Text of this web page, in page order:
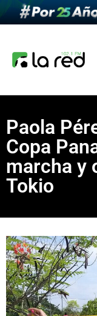
Paola
Copa
marcha y
Tokio